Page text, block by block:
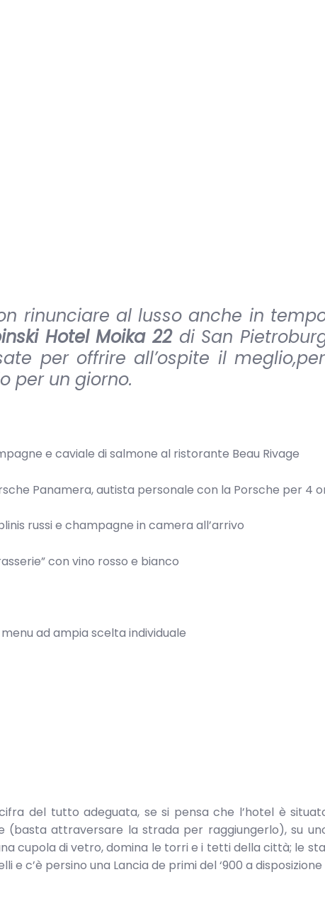
rinunciare al lusso anche in
Hotel Moika 22di San
per offrire all’ospite il
per un giorno.
e caviale di salmone al ristorante Beau Rivage
Panamera, autista personale con la Porsche per 4
russi e champagne in camera all’arrivo
con vino rosso e bianco
ad ampia scelta individuale
del tutto adeguata, se si pensa che l’hotel è
(basta attraversare la strada per raggiungerlo), su
cupola di vetro, domina le torri e i tetti della città; le
e c’è persino una Lancia de primi del ‘900 a